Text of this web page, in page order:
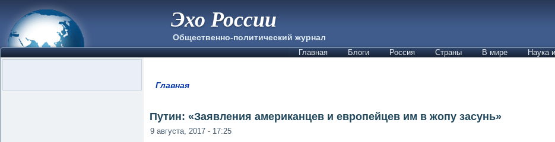
Эхо России
Общественно-политический журнал
Главная Блоги Россия Страны В мире Наука
Главная
Путин: «Заявления американцев и европейцев им в жопу засунь»
9 августа, 2017 - 17:25